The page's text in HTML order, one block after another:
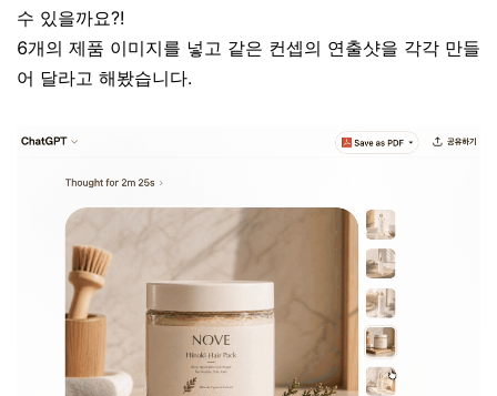
수 있을까요?!
6개의 제품 이미지를 넣고 같은 컨셉의 연출샷을 각각 만들
어 달라고 해봤습니다.